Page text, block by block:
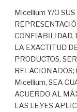
Micellium Y/O
CONFIABILIDAD,
LA EXACTITUD
PRODUCTOS,
Micellium, SEA
ACUERDO AL
LAS LEYES